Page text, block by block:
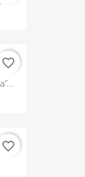
favorite_border
favorite_border